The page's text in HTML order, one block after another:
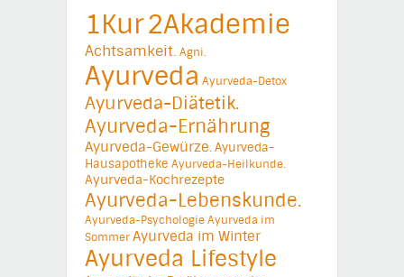
1Kur2Akademie
Achtsamkeit. Agni.
Ayurveda Ayurveda-Detox
Ayurveda-Diätetik.
Ayurveda-Ernährung
Ayurveda-Gewürze.Ayurveda-
Hausapotheke Ayurveda-Heilkunde.
Ayurveda-Kochrezepte
Ayurveda-Lebenskunde.
Ayurveda-PsychologieAyurveda im
SommerAyurveda im Winter
Ayurveda Lifestyle